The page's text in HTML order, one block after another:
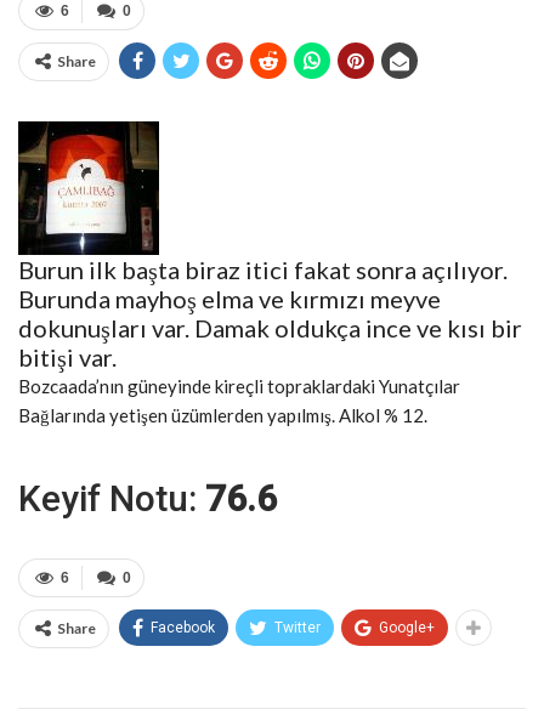
0
6
Share
Burun ilk başta biraz itici fakat sonra açılıyor.
Burunda mayhoş elma ve kırmızı meyve
dokunuşları var. Damak oldukça ince ve kısı bir
bitişi var.
Bozcaada’nın güneyinde kireçli topraklardaki Yunatçılar
Bağlarında yetişen üzümlerden yapılmış. Alkol % 12.
Keyif Notu: 76.6
0
6
Share Facebook Twitter Google+